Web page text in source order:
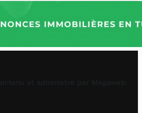
et administré par Megaweb